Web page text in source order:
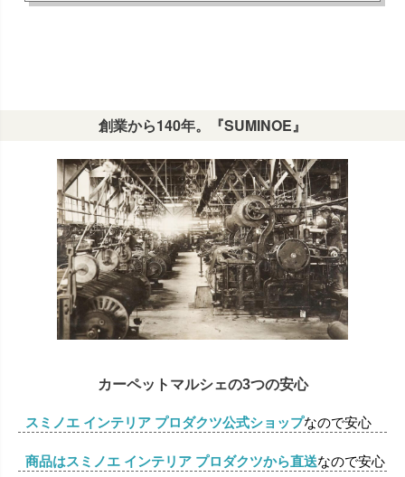
創業から140年。『SUMINOE』
カーペットマルシェの3つの安心
スミノエ インテリア プロダクツ公式ショップなので安心
商品はスミノエ インテリア プロダクツから直送なので安心